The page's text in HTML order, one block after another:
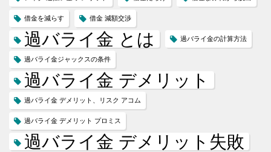
借金を減らす 借金 減額交渉
過バライ金 とは 過バライ金の計算方法
過バライ金ジャックスの条件
過バライ金 デメリット
過バライ金 デメリット、リスク アコム
過バライ金 デメリット プロミス
過バライ金 デメリット失敗